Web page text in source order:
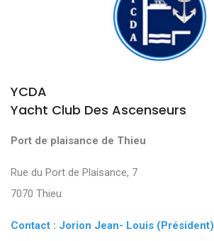
YCDA
Yacht Club Des Ascenseurs
Port de plaisance de Thieu
Rue du Port de Plaisance, 7
7070 Thieu
Contact : Jorion Jean- Louis (Président)